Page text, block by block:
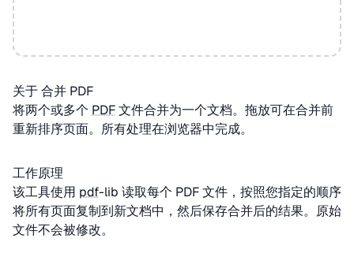
关于 合并 PDF
将两个或多个 PDF文件合并为一个文档。拖放可在合并前
重新排序页面。所有处理在浏览器中完成。
工作原理
该工具使用 pdf-lib 读取每个 PDF 文件，按照您指定的顺序
将所有页面复制到新文档中，然后保存合并后的结果。原始
文件不会被修改。